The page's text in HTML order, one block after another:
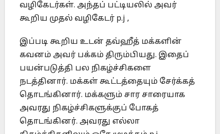
வழிகேடர்கள். அந்தப் பட்டியலில் அவர்
கூறிய முதல் வழிகேடர் p.j ,
இப்படி கூறிய உடன் தவ்ஹீத் மக்களின்
கவனம் அவர் பக்கம் திரும்பியது. இதைப்
பயன்படுத்தி பல நிகழ்ச்சிகளை
நடத்தினார். மக்கள் கூட்டத்தையும் சேர்க்கத்
தொடங்கினார். மக்களும் சார சாரையாக
அவரது நிகழ்ச்சிகளுக்குப் போகத்
தொடங்கினர். அவரது எல்லா